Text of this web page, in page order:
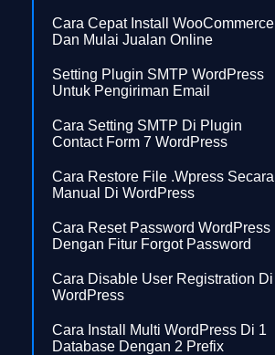
Cara Cepat Install WooCommerce
Dan Mulai Jualan Online
Setting Plugin SMTP WordPress
Untuk Pengiriman Email
Cara Setting SMTP Di Plugin
Contact Form 7 WordPress
Cara Restore File .wpress Secara
Manual Di WordPress
Cara Reset Password WordPress
Dengan Fitur Forgot Password
Cara Disable User Registration Di
WordPress
Cara Install Multi WordPress Di 1
Database Dengan 2 Prefix